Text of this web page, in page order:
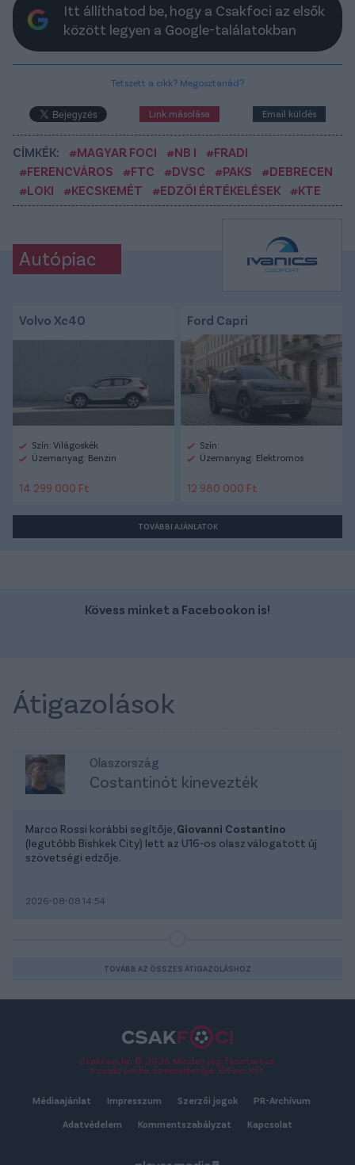
Itt állíthatod be, hogy a Csakfoci az elsők
között legyen a Google-találatokban
Tetszett a cikk? Megosztanád?
Link másolása Email küldés
CÍMKÉK: #MAGYAR FOCI #NB I
#FRADI
#FERENCVÁROS
#FTC #DVSC #PAKS
#DEBRECEN
#LOKI
#KECSKEMÉT #EDZŐI ÉRTÉKELÉSEK #KTE
Autópiac
Volvo Xc40
Szín: Világoskék
Üzemanyag: Benzin
14 299 000 Ft
Ford Capri
Szín:
Üzemanyag: Elektromos
12 980 000 Ft
TOVÁBBI AJÁNLATOK
Kövess minket a Facebookon is!
Átigazolások
Olaszország
Costantinót kinevezték
Marco Rossi korábbi segítője, Giovanni Costantino
(legutóbb Bishkek City) lett az U16-os olasz válogatott új
szövetségi edzője.
2026-08-08 14:54
TOVÁBB AZ ÖSSZES ÁTIGAZOLÁSHOZ
Csakfoci.hu © 2026 Minden jog fenntartva.
A csakfoci.hu üzemeltetője: DrFoci Kft.
Médiaajánlat Impresszum Szerzői jogok PR-Archívum
Adatvédelem Kommentszabályzat Kapcsolat